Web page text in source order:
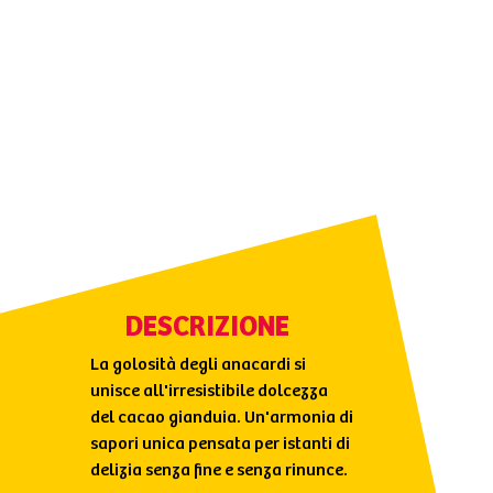
DESCRIZIONE
La golosità degli anacardi si
unisce all'irresistibile dolcezza
del cacao gianduia. Un'armonia di
sapori unica pensata per istanti di
delizia senza fine e senza rinunce.